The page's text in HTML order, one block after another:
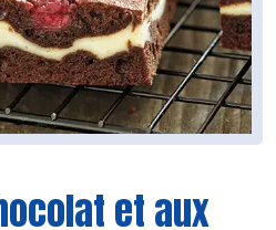
et aux